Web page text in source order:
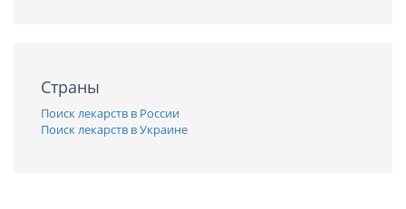
Страны
Поиск лекарств в России
Поиск лекарств в Украине